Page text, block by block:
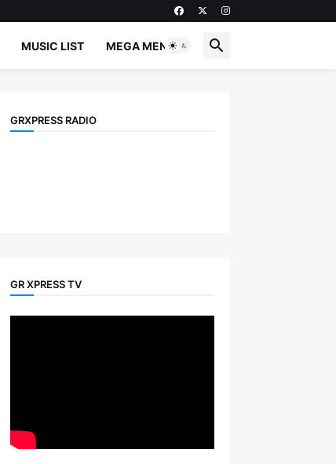
MUSIC LIST MEGA MENU
GRXPRESS RADIO
GR XPRESS TV